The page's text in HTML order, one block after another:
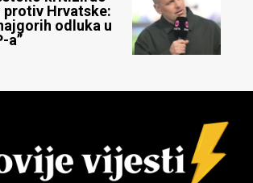
protiv Hrvatske:
odluka u
a”